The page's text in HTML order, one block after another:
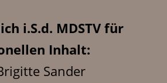
i.S.d. MDSTV für
Inhalt:
Sander